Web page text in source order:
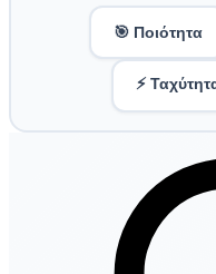
🎯 Ποιότητα
⚡